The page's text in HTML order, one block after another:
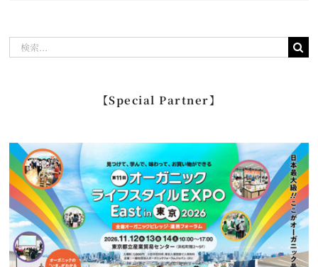
【Special Partner】